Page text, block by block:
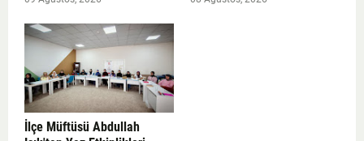
İlçe Müftüsü Abdullah